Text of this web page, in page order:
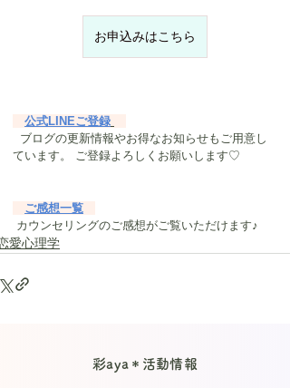
お申込みはこちら
公式LINEご登録
ています。 ご登録よろしくお願いします♡
ご感想一覧
カウンセリングのご感想がご覧いただけます♪
愛心理学
彩aya＊活動情報